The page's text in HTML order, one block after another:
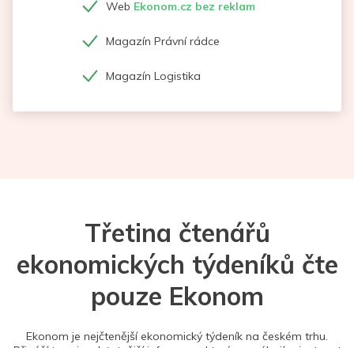
Web Ekonom.cz bez reklam
Magazín Právní rádce
Magazín Logistika
Třetina čtenářů
ekonomických týdeníků čte
pouze Ekonom
Ekonom je nejčtenější ekonomický týdeník na českém trhu.